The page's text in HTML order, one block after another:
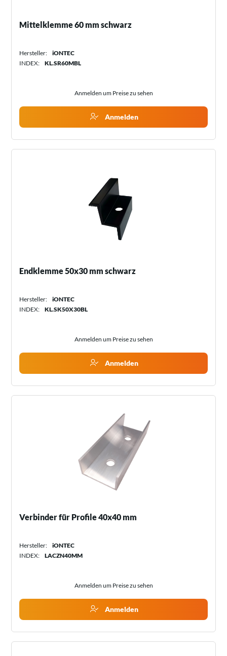
Mittelklemme 60 mm schwarz
Hersteller:
iONTEC
INDEX:
KL.SR60MBL
Anmelden um Preise zu sehen
Anmelden
Endklemme 50x30 mm schwarz
Hersteller:
iONTEC
INDEX:
KL.SK50X30BL
Anmelden um Preise zu sehen
Anmelden
Verbinder für Profile 40x40 mm
Hersteller:
iONTEC
INDEX:
LACZN40MM
Anmelden um Preise zu sehen
Anmelden